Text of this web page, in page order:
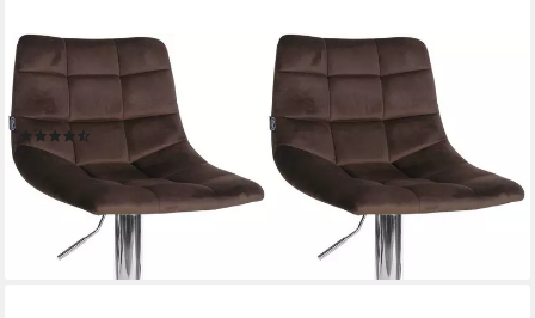
CLP
Barhocker Jerry Samt (Set, 2er), höhenverstellbarer und
drehbar
99,90 € UVP138,90 €
-28%
lieferbar - in 2-3 Werktagen bei dir